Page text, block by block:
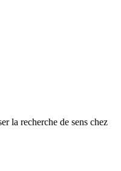
la recherche de sens chez